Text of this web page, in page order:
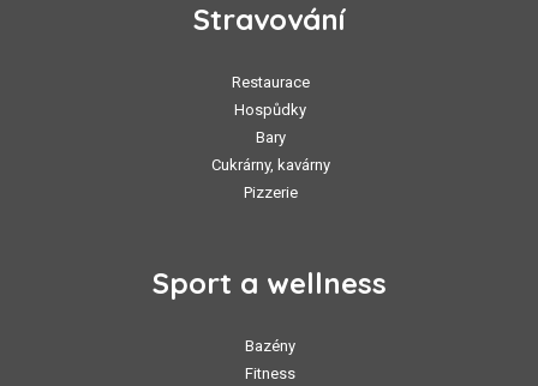
Stravování
Restaurace
Hospůdky
Bary
Cukrárny, kavárny
Pizzerie
Sport a wellness
Bazény
Fitness